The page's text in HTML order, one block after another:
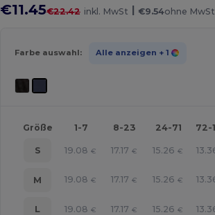
€11.45€22.42 inkl. MwSt | €9.54ohne MwSt
Farbe auswahl: Alle anzeigen + 1
Größe 1-7 8-23 24-71 72-
S 19.08 € 17.17 € 15.26 €
M 19.08 € 17.17 € 15.26 €
L 19.08 € 17.17 € 15.26 €